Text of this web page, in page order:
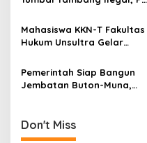
Mahasiswa KKN-T Fakultas
Hukum Unsultra Gelar
1 Sampara
Pemerintah Siap Bangun
Jembatan Buton-Muna,
Don't Miss